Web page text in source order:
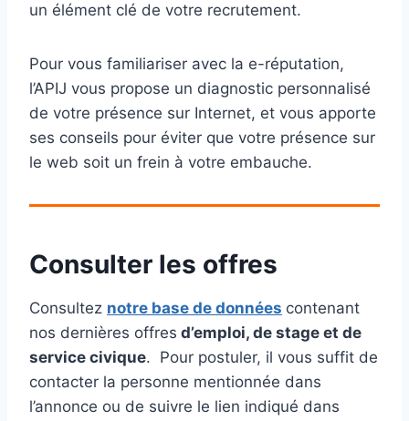
un élément clé de votre recrutement.
Pour vous familiariser avec la e-réputation,
l’APIJ vous propose un diagnostic personnalisé
de votre présence sur Internet, et vous apporte
ses conseils pour éviter que votre présence sur
le web soit un frein à votre embauche.
Consulter les offres
Consultez notre base de données contenant
nos dernières offres d’emploi, de stage et de
service civique. Pour postuler, il vous suffit de
contacter la personne mentionnée dans
l’annonce ou de suivre le lien indiqué dans